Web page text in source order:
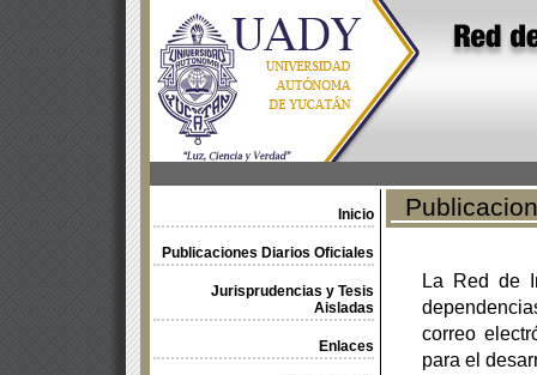
Inicio
Publicaciones Diarios Oficiales
Jurisprudencias y Tesis
Aisladas
Enlaces
La Red de
correo
para el